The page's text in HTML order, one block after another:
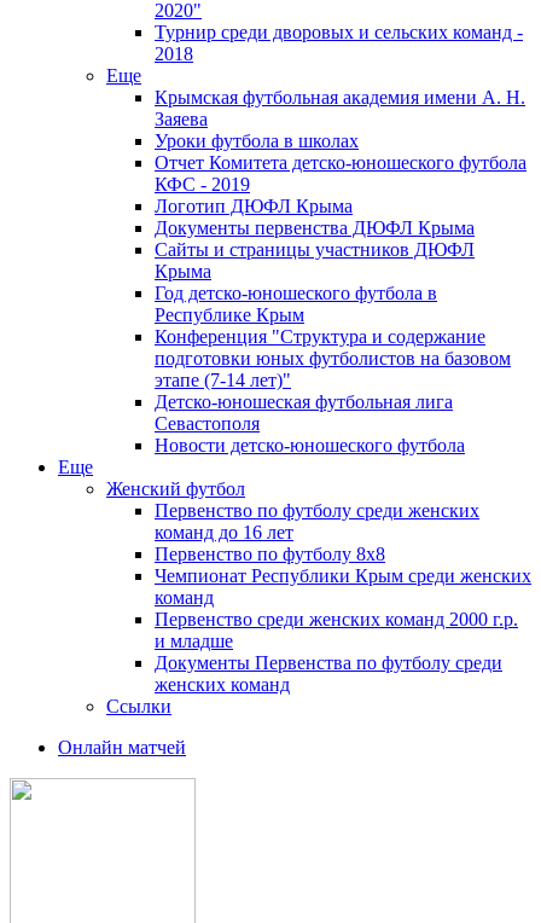
2020"
Турнир среди дворовых и сельских команд -
2018
Еще
Крымская футбольная академия имени А. Н.
Заяева
Уроки футбола в школах
Отчет Комитета детско-юношеского футбола
КФС - 2019
Логотип ДЮФЛ Крыма
Документы первенства ДЮФЛ Крыма
Сайты и страницы участников ДЮФЛ
Крыма
Год детско-юношеского футбола в
Республике Крым
Конференция "Структура и содержание
подготовки юных футболистов на базовом
этапе (7-14 лет)"
Детско-юношеская футбольная лига
Севастополя
Новости детско-юношеского футбола
Еще
Женский футбол
Первенство по футболу среди женских
команд до 16 лет
Первенство по футболу 8х8
Чемпионат Республики Крым среди женских
команд
Первенство среди женских команд 2000 г.р.
и младше
Документы Первенства по футболу среди
женских команд
Ссылки
Онлайн матчей